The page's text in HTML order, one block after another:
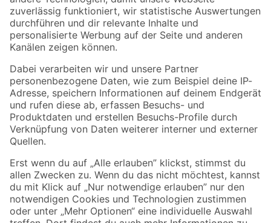
Zur Newsletter Anmeldung
Folge uns
Zahlungsarten Versandarten
Sicher einkaufen
Jetzt die toom-App herunterladen